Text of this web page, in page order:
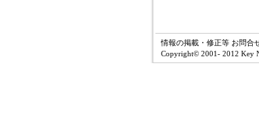
情報の掲載・修正等 お問合
Copyright© 2001- 2012 Key